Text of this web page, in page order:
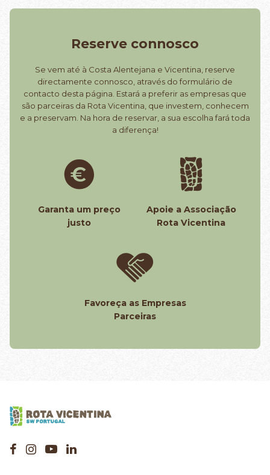
Reserve connosco
Se vem até à Costa Alentejana e Vicentina, reserve
directamente connosco, através do formulário de
contacto desta página. Estará a preferir as empresas que
são parceiras da Rota Vicentina, que investem, conhecem
e a preservam. Na hora de reservar, a sua escolha fará toda
a diferença!
Garanta um preço
justo
Apoie a Associação
Rota Vicentina
Favoreça as Empresas
Parceiras